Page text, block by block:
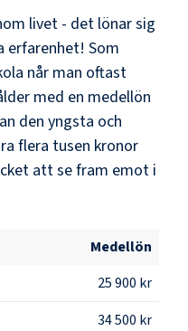
livet - det lönar sig
erfarenhet! Som
når man oftast
med en medellön
den yngsta och
flera tusen kronor
att se fram emot i
Medellön
25 900 kr
34 500 kr